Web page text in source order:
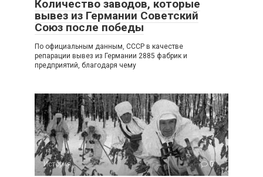
Количество заводов, которые
вывез из Германии Советский
Союз после победы
По официальным данным, СССР в качестве
репарации вывез из Германии 2885 фабрик и
предприятий, благодаря чему
История 0